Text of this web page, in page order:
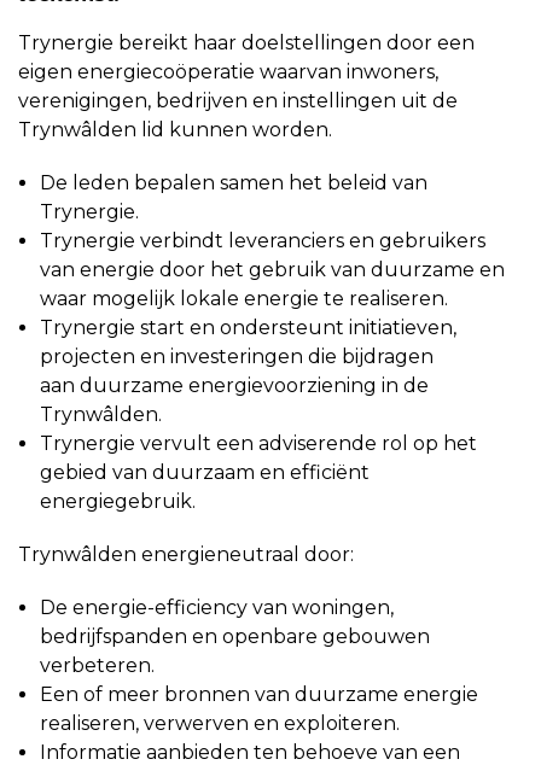
Trynergie bereikt haar doelstellingen door een
eigen energiecoöperatie waarvan inwoners,
verenigingen, bedrijven en instellingen uit de
Trynwâlden lid kunnen worden.
De leden bepalen samen het beleid van
Trynergie.
Trynergie verbindt leveranciers en gebruikers
van energie door het gebruik van duurzame en
waar mogelijk lokale energie te realiseren.
Trynergie start en ondersteunt initiatieven,
projecten en investeringen die bijdragen
aan duurzame energievoorziening in de
Trynwâlden.
Trynergie vervult een adviserende rol op het
gebied van duurzaam en efficiënt
energiegebruik.
Trynwâlden energieneutraal door:
De energie-efficiency van woningen,
bedrijfspanden en openbare gebouwen
verbeteren.
Een of meer bronnen van duurzame energie
realiseren, verwerven en exploiteren.
Informatie aanbieden ten behoeve van een